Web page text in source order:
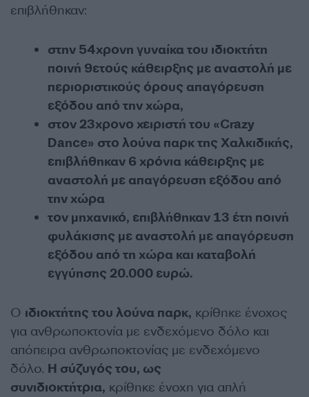
επιβλήθηκαν:
στην 54χρονη γυναίκα του ιδιοκτήτη
ποινή 9ετούς κάθειρξης με αναστολή με
περιοριστικούς όρους απαγόρευση
εξόδου από την χώρα,
στον 23χρονο χειριστή του «Crazy
Dance» στο λούνα παρκ της Χαλκιδικής,
επιβλήθηκαν 6 χρόνια κάθειρξης με
αναστολή με απαγόρευση εξόδου από
την χώρα
τον μηχανικό, επιβλήθηκαν 13 έτη ποινή
φυλάκισης με αναστολή με απαγόρευση
εξόδου από τη χώρα και καταβολή
εγγύησης 20.000 ευρώ.
Ο ιδιοκτήτης του λούνα παρκ, κρίθηκε ένοχος
για ανθρωποκτονία με ενδεχόμενο δόλο και
απόπειρα ανθρωποκτονίας με ενδεχόμενο
δόλο. Η σύζυγός του, ως
συνιδιοκτήτρια, κρίθηκε ένοχη για απλή